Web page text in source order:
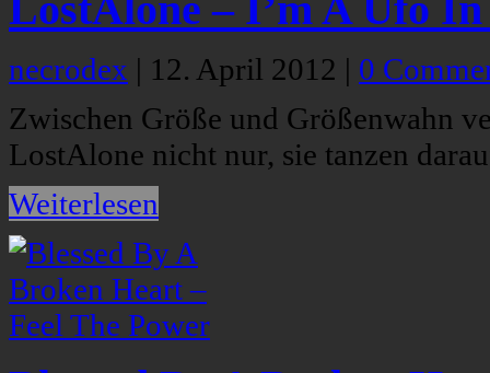
necrodex | 12. April 2012 | 0
Zwischen Größe und Größenwahn
LostAlone nicht nur, sie tanzen
Weiterlesen